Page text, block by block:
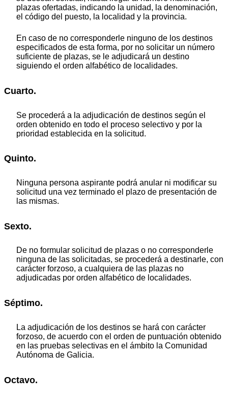
plazas ofertadas, indicando la unidad, la denominación,
el código del puesto, la localidad y la provincia.
En caso de no corresponderle ninguno de los destinos
especificados de esta forma, por no solicitar un número
suficiente de plazas, se le adjudicará un destino
siguiendo el orden alfabético de localidades.
Cuarto.
Se procederá a la adjudicación de destinos según el
orden obtenido en todo el proceso selectivo y por la
prioridad establecida en la solicitud.
Quinto.
Ninguna persona aspirante podrá anular ni modificar su
solicitud una vez terminado el plazo de presentación de
las mismas.
Sexto.
De no formular solicitud de plazas o no corresponderle
ninguna de las solicitadas, se procederá a destinarle, con
carácter forzoso, a cualquiera de las plazas no
adjudicadas por orden alfabético de localidades.
Séptimo.
La adjudicación de los destinos se hará con carácter
forzoso, de acuerdo con el orden de puntuación obtenido
en las pruebas selectivas en el ámbito la Comunidad
Autónoma de Galicia.
Octavo.